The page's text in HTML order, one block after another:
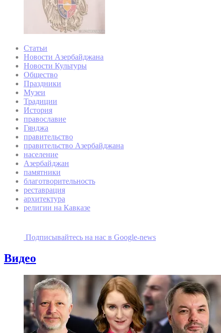
Статьи
Новости Азербайджана
Новости Культуры
Общество
Праздники
Музеи
Традиции
История
православие
Гянджа
правительство
правительство Азербайджана
население
Азербайджан
памятники
благотворительность
реставрация
архитектура
религии на Кавказе
Подписывайтесь на наc в Google-news
Видео